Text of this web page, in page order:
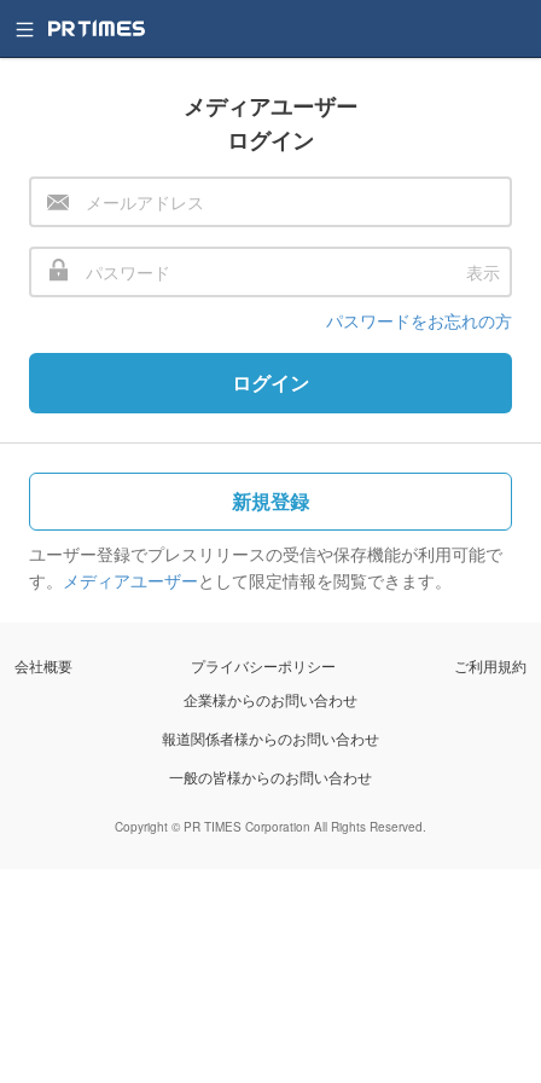
メディアユーザー
ログイン
表示
パスワードをお忘れの方
ログイン
新規登録
ユーザー登録でプレスリリースの受信や保存機能が利用可能で
す。 メディアユーザーとして限定情報を閲覧できます。
会社概要 プライバシーポリシー
ご利用規約
企業様からのお問い合わせ
報道関係者様からのお問い合わせ
一般の皆様からのお問い合わせ
Copyright © PR TIMES Corporation All Rights Reserved.